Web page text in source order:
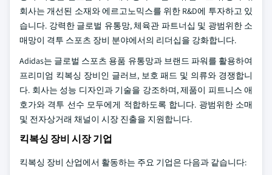
회사는 개선된 소재와 에르고노믹스를 위한 R&D에 투자하고 있
습니다. 강력한 글로벌 유통망, 체육관 파트너십 및 광범위한 소
매망이 격투 스포츠 장비 분야에서의 리더십을 강화합니다.
Adidas는 글로벌 스포츠 용품 유통망과 브랜드 파워를 활용하여
프리미엄 킥복싱 장비인 글러브, 보호 패드 및 의류와 경쟁합니
다. 회사는 성능 디자인과 기술을 강조하며, 제품이 피트니스 애
호가와 격투 선수 모두에게 적합하도록 합니다. 광범위한 소매
및 전자상거래 채널이 시장 진출을 지원합니다.
킥복싱 장비 시장 기업
킥복싱 장비 산업에서 활동하는 주요 기업은 다음과 같습니다: